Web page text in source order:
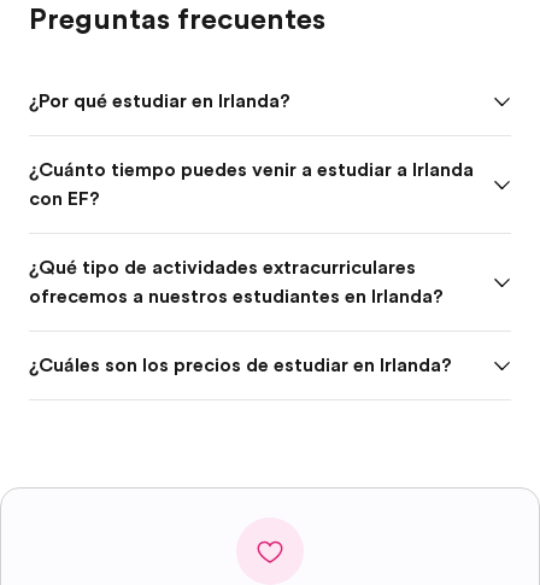
Preguntas frecuentes
¿Por qué estudiar en Irlanda?
¿Cuánto tiempo puedes venir a estudiar a Irlanda
con EF?
¿Qué tipo de actividades extracurriculares
ofrecemos a nuestros estudiantes en Irlanda?
¿Cuáles son los precios de estudiar en Irlanda?